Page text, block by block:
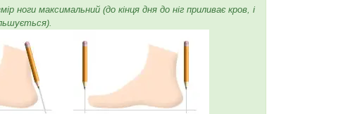
ноги максимальний (до кінця дня до ніг приливає кров, і